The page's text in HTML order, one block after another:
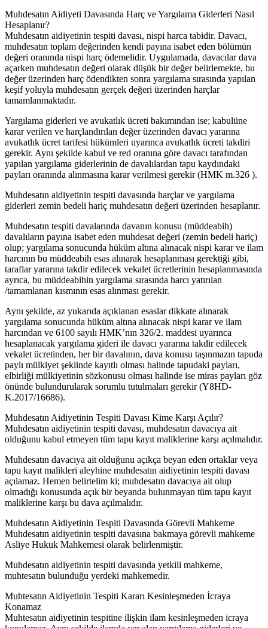
Muhdesatın Aidiyeti Davasında Harç ve Yargılama Giderleri Nasıl
Hesaplanır?
Muhdesatın aidiyetinin tespiti davası, nispi harca tabidir. Davacı,
muhdesatın toplam değerinden kendi payına isabet eden bölümün
değeri oranında nispi harç ödemelidir. Uygulamada, davacılar dava
açarken muhdesatın değeri olarak düşük bir değer belirlemekte, bu
değer üzerinden harç ödendikten sonra yargılama sırasında yapılan
keşif yoluyla muhdesatın gerçek değeri üzerinden harçlar
tamamlanmaktadır.
Yargılama giderleri ve avukatlık ücreti bakımından ise; kabulüne
karar verilen ve harçlandırılan değer üzerinden davacı yararına
avukatlık ücret tarifesi hükümleri uyarınca avukatlık ücreti takdiri
gerekir. Aynı şekilde kabul ve red oranına göre davacı tarafından
yapılan yargılama giderlerinin de davalılardan tapu kaydındaki
payları oranında alınmasına karar verilmesi gerekir (HMK m.326 ).
Muhdesatın aidiyetinin tespiti davasında harçlar ve yargılama
giderleri zemin bedeli hariç muhdesatın değeri üzerinden hesaplanır.
Muhdesatın tespiti davalarında davanın konusu (müddeabih)
davalıların payına isabet eden muhdesat değeri (zemin bedeli hariç)
olup; yargılama sonucunda hüküm altına alınacak nispi karar ve ilam
harcının bu müddeabih esas alınarak hesaplanması gerektiği gibi,
taraflar yararına takdir edilecek vekalet ücretlerinin hesaplanmasında
ayrıca, bu müddeabihin yargılama sırasında harcı yatırılan
/tamamlanan kısmının esas alınması gerekir.
Aynı şekilde, az yukarıda açıklanan esaslar dikkate alınarak
yargılama sonucunda hüküm altına alınacak nispi karar ve ilam
harcından ve 6100 sayılı HMK’nın 326/2. maddesi uyarınca
hesaplanacak yargılama gideri ile davacı yararına takdir edilecek
vekalet ücretinden, her bir davalının, dava konusu taşınmazın tapuda
paylı mülkiyet şeklinde kayıtlı olması halinde tapudaki payları,
elbirliği mülkiyetinin sözkonusu olması halinde ise miras payları göz
önünde bulundurularak sorumlu tutulmaları gerekir (Y8HD-
K.2017/16686).
Muhdesatın Aidiyetinin Tespiti Davası Kime Karşı Açılır?
Muhdesatın aidiyetinin tespiti davası, muhdesatın davacıya ait
olduğunu kabul etmeyen tüm tapu kayıt maliklerine karşı açılmalıdır.
Muhdesatın davacıya ait olduğunu açıkça beyan eden ortaklar veya
tapu kayıt malikleri aleyhine muhdesatın aidiyetinin tespiti davası
açılamaz. Hemen belirtelim ki; muhdesatın davacıya ait olup
olmadığı konusunda açık bir beyanda bulunmayan tüm tapu kayıt
maliklerine karşı bu dava açılmalıdır.
Muhdesatın Aidiyetinin Tespiti Davasında Görevli Mahkeme
Muhdesatın aidiyetinin tespiti davasına bakmaya görevli mahkeme
Asliye Hukuk Mahkemesi olarak belirlenmiştir.
Muhdesatın aidiyetinin tespiti davasında yetkili mahkeme,
muhtesatın bulunduğu yerdeki mahkemedir.
Muhtesatın Aidiyetinin Tespiti Kararı Kesinleşmeden İcraya
Konamaz
Muhtesatın aidiyetinin tespitine ilişkin ilam kesinleşmeden icraya